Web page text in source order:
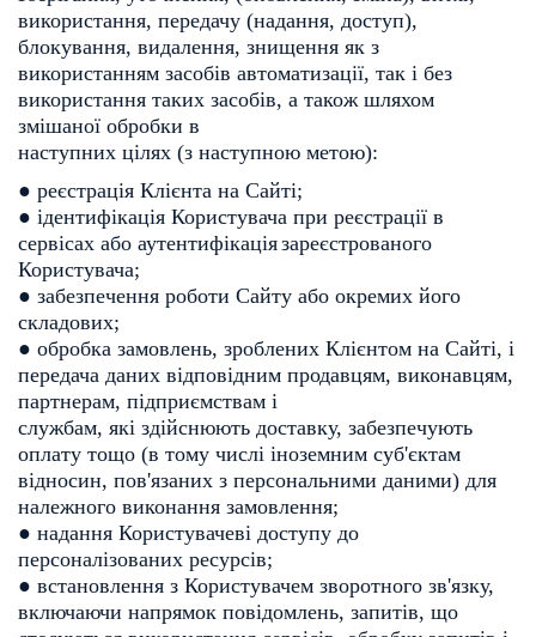
використання, передачу (надання, доступ),
блокування, видалення, знищення як з
використанням засобів автоматизації, так і без
використання таких засобів, а також шляхом
змішаної обробки в
наступних цілях (з наступною метою):
● реєстрація Клієнта на Сайті;
● ідентифікація Користувача при реєстрації в
сервісах або аутентифікаціязареєстрованого
Користувача;
● забезпечення роботи Сайту або окремих його
складових;
● обробка замовлень, зроблених Клієнтом на Сайті, і
передача даних відповідним продавцям, виконавцям,
партнерам, підприємствам і
службам, які здійснюють доставку, забезпечують
оплату тощо (в тому числі іноземним суб'єктам
відносин, пов'язаних з персональними даними) для
належного виконання замовлення;
● надання Користувачеві доступу до
персоналізованих ресурсів;
● встановлення з Користувачем зворотного зв'язку,
включаючи напрямок повідомлень, запитів, що